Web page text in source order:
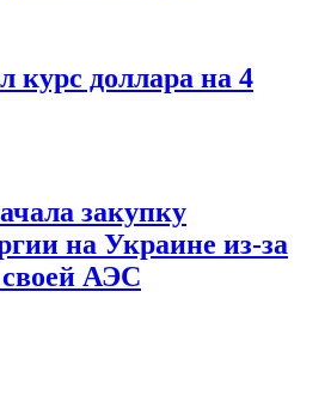
курс доллара на 4
закупку
на Украине из-за
АЭС